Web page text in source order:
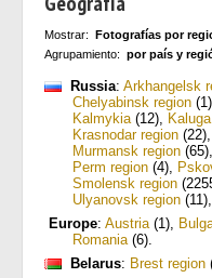
Mostrar: Fotografías por
Agrupamiento: por país y
Russia: Arkhangelsk
Chelyabinsk region (1)
Kalmykia(12),
Krasnodar region (22),
Murmansk region (65),
Perm region (4),
Smolensk region
Ulyanovsk region (11),
Europe: Austria(1),
Romania(6).
Belarus: Brest region